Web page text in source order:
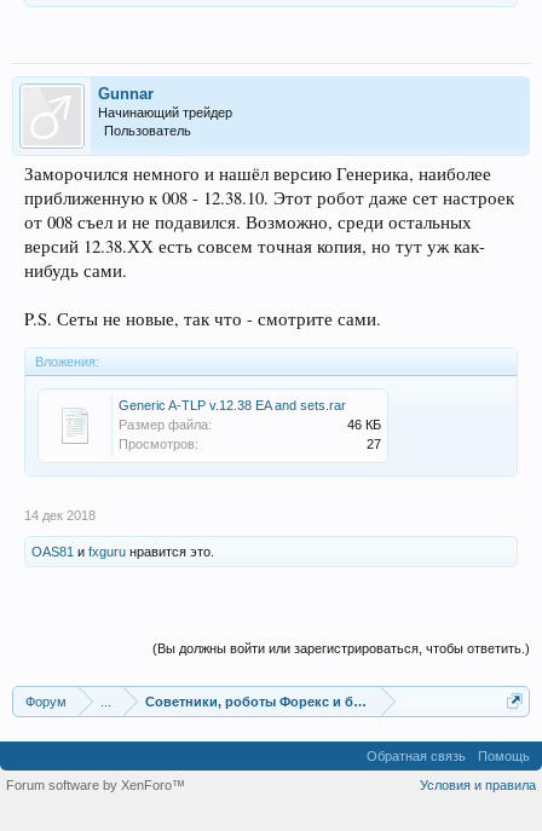
Gunnar
Начинающий трейдер
Пользователь
Заморочился немного и нашёл версию Генерика, наиболее
приближенную к 008 - 12.38.10. Этот робот даже сет настроек
от 008 съел и не подавился. Возможно, среди остальных
версий 12.38.ХХ есть совсем точная копия, но тут уж как-
нибудь сами.
P.S. Сеты не новые, так что - смотрите сами.
Вложения:
Generic A-TLP v.12.38 EA and sets.rar
Размер файла:
46 КБ
Просмотров:
27
14 дек 2018
OAS81 и fxguru нравится это.
(Вы должны войти или зарегистрироваться, чтобы ответить.)
Форум Советники, роботы Форекс и бинарных опционов
Обратная связь
Помощь
Условия и правила
Forum software by XenForo™